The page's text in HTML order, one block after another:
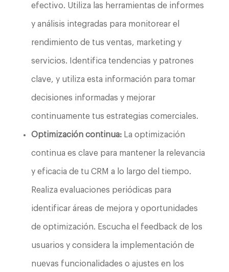
efectivo. Utiliza las herramientas de informes
y análisis integradas para monitorear el
rendimiento de tus ventas, marketing y
servicios. Identifica tendencias y patrones
clave, y utiliza esta información para tomar
decisiones informadas y mejorar
continuamente tus estrategias comerciales.
Optimización continua: La optimización
continua es clave para mantener la relevancia
y eficacia de tu CRM a lo largo del tiempo.
Realiza evaluaciones periódicas para
identificar áreas de mejora y oportunidades
de optimización. Escucha el feedback de los
usuarios y considera la implementación de
nuevas funcionalidades o ajustes en los